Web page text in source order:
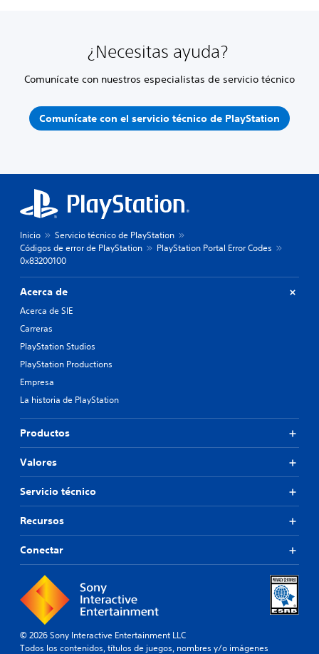
¿Necesitas ayuda?
Comunícate con nuestros especialistas de servicio técnico
Comunícate con el servicio técnico de PlayStation
Inicio
Servicio técnico de PlayStation
Códigos de error de PlayStation
PlayStation Portal Error Codes
0x83200100
Acerca de
Acerca de SIE
Carreras
PlayStation Studios
PlayStation Productions
Empresa
La historia de PlayStation
Productos
Valores
Servicio técnico
Recursos
Conectar
© 2026 Sony Interactive Entertainment LLC
Todos los contenidos, títulos de juegos, nombres y/o imágenes